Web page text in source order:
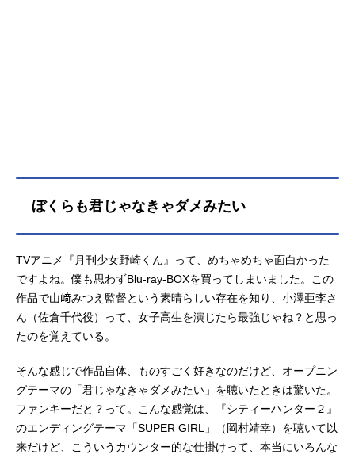
ぼくらも君じゃなきゃダメみたい
TVアニメ『月刊少女野崎くん』って、めちゃめちゃ面白かった
ですよね。僕も思わずBlu-ray-BOXを買ってしまいました。この
作品で山﨑みつえ監督という素晴らしい存在を知り、小澤亜李さ
ん（佐倉千代役）って、女子高生を演じたら最強じゃね？と思っ
たのを覚えている。
そんな感じで作品自体、ものすごく好きなのだけど、オープニン
グテーマの「君じゃなきゃダメみたい」を聴いたときは驚いた。
ファンキーだと？って。こんな感覚は、『シティーハンター２』
のエンディングテーマ「SUPER GIRL」（岡村靖幸）を聴いて以
来だけど、こういうカウンター的な仕掛けって、本当にいろんな